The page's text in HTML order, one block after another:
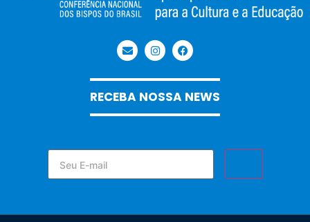
RECEBA NOSSA NEWS